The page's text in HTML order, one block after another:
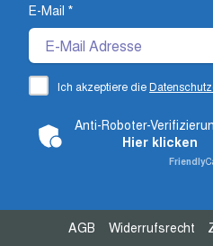
E-Mail *
Ich akzeptiere die
Anti-Roboter-
Hier klicken
Friendly
AGB Widerrufsrecht